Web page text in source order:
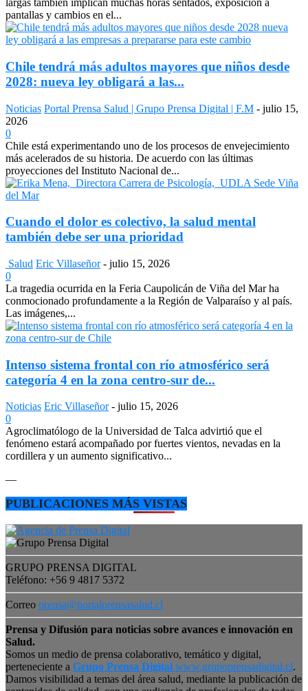
largas también implican muchas horas sentados, exposición a
pantallas y cambios en el...
Chile tendrá más adultos mayores que niños desde
2028: nueva ley obligará a las...
Noticias Portal Prensa Salud | Grupo Prensa Digital | F.M - julio 15,
2026
0
Chile está experimentando uno de los procesos de envejecimiento
más acelerados de su historia. De acuerdo con las últimas
proyecciones del Instituto Nacional de...
Cuando el dolor es colectivo, la salud mental
también debe ser una prioridad
Salud Eric Villaseñor - julio 15, 2026
0
La tragedia ocurrida en la Feria Caupolicán de Viña del Mar ha
conmocionado profundamente a la Región de Valparaíso y al país.
Las imágenes,...
Intenso sistema frontal con río atmosférico será
categoría 4 en la zona centro-sur de...
Noticias Eric Villaseñor - julio 15, 2026
0
Agroclimatólogo de la Universidad de Talca advirtió que el
fenómeno estará acompañado por fuertes vientos, nevadas en la
cordillera y un aumento significativo...
—
PUBLICACIONES MÁS VISTAS
GRUPO PRENSA DIGITAL
Teléfono: +56 9 4817 5372
Correo prensa@portalprensasalud.cl
Prensa y Difusión para noticias sobre avances e innovación en
Salud.
Somos un medio de prensa colaborativo, temático y digital,
perteneciente a Grupo Prensa Digital www.grupoprensadigital.cl.
Damos visibilidad a temas del área salud, mediante la publicación de